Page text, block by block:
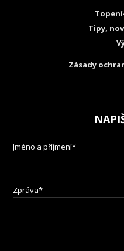
Tipy,
Zásady
Jméno a příjmení*
Zpráva*